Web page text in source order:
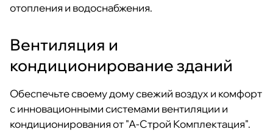
отопления и водоснабжения.
Вентиляция и
кондиционирование зданий
Обеспечьте своему дому свежий воздух и комфорт
с инновационными системами вентиляции и
кондиционирования от "А-Строй Комплектация".